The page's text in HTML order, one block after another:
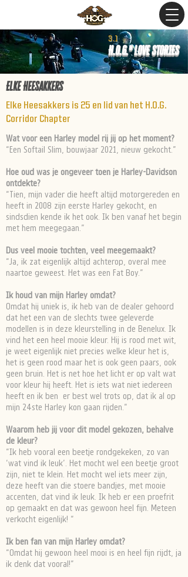
3.1
H.O.G.® LOVE STORIES
Elke Heesakkers
Elke Heesakkers is 25 en lid van het H.O.G.
Corridor Chapter
Wat voor een Harley model rij jij op het moment?
“Een Softail Slim, bouwjaar 2021, nieuw gekocht.”
Hoe oud was je ongeveer toen je Harley-Davidson
ontdekte?
“Tien, mijn vader die heeft altijd motorgereden en
heeft in 2008 zijn eerste Harley gekocht, en
sindsdien kende ik het ook. Ik ben vanaf het begin
met hem meegegaan.”
Dus veel mooie tochten, veel meegemaakt?
“Ja, ik zat eigenlijk altijd achterop, overal mee
naartoe geweest. Het was een Fat Boy.”
Ik houd van mijn Harley omdat?
Omdat hij uniek is, ik heb van de dealer gehoord
dat het een van de slechts twee geleverde
modellen is in deze kleurstelling in de Benelux. Ik
vind het een heel mooie kleur. Hij is rood met wit,
je weet eigenlijk niet precies welke kleur het is,
het is geen rood maar het is ook geen paars, ook
geen bruin. Het is net hoe het licht er op valt wat
voor kleur hij heeft. Het is iets wat niet iedereen
heeft en ik ben er best wel trots op, dat ik al op
mijn 24ste Harley kon gaan rijden.“
Waarom heb jij voor dit model gekozen, behalve
de kleur?
“Ik heb vooral een beetje rondgekeken, zo van
‘wat vind ik leuk’. Het mocht wel een beetje groot
zijn, niet te klein. Het mocht wel iets meer zijn,
deze heeft van die stoere bandjes, met mooie
accenten, dat vind ik leuk. Ik heb er een proefrit
op gemaakt en dat was gewoon heel fijn. Meteen
verkocht eigenlijk! “
Ik ben fan van mijn Harley omdat?
“Omdat hij gewoon heel mooi is en heel fijn rijdt, ja
ik denk dat vooral!”